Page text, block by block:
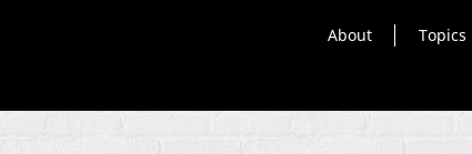
About Topics